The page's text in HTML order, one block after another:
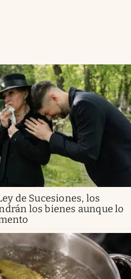
de Sucesiones, los
los bienes aunque lo